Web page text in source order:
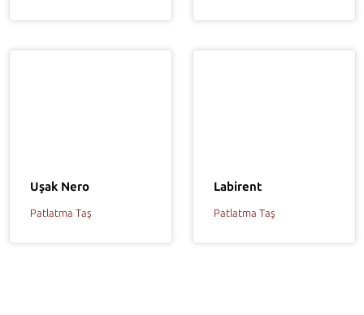
Uşak Nero
Patlatma Taş
Labirent
Patlatma Taş